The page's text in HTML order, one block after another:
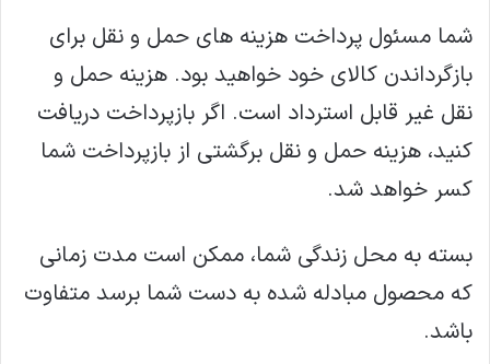
شما مسئول پرداخت هزینه های حمل و نقل برای
بازگرداندن کالای خود خواهید بود. هزینه حمل و
نقل غیر قابل استرداد است. اگر بازپرداخت دریافت
کنید، هزینه حمل و نقل برگشتی از بازپرداخت شما
کسر خواهد شد.
بسته به محل زندگی شما، ممکن است مدت زمانی
که محصول مبادله شده به دست شما برسد متفاوت
باشد.